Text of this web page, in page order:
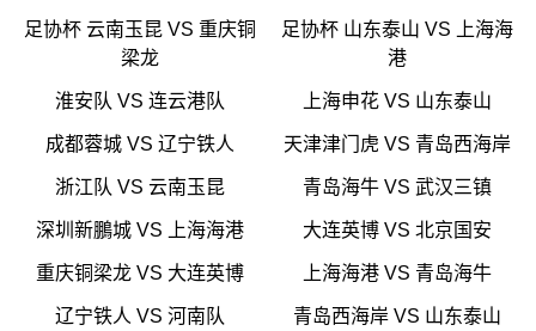
足协杯 云南玉昆 VS 重庆铜
梁龙
足协杯 山东泰山 VS 上海海
港
淮安队 VS 连云港队 上海申花 VS 山东泰山
成都蓉城 VS 辽宁铁人 天津津门虎 VS 青岛西海岸
浙江队 VS 云南玉昆 青岛海牛 VS 武汉三镇
深圳新鵬城 VS 上海海港 大连英博 VS 北京国安
重庆铜梁龙 VS 大连英博 上海海港 VS 青岛海牛
辽宁铁人 VS 河南队 青岛西海岸 VS 山东泰山